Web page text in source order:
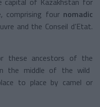
comprising fournomadic
and the Conseil d’Etat.
these ancestors of the
the middle of the wild
to place by camel or